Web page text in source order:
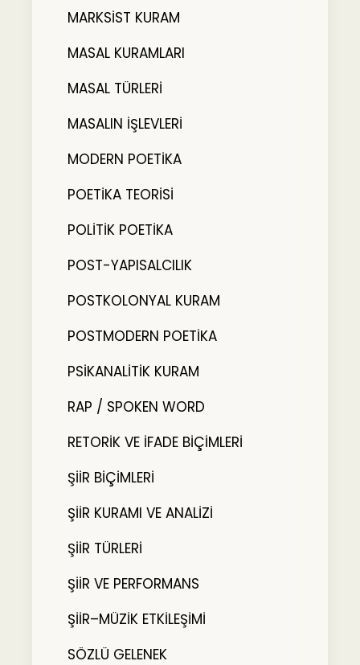
MARKSİST KURAM
MASAL KURAMLARI
MASAL TÜRLERİ
MASALIN İŞLEVLERİ
MODERN POETİKA
POETİKA TEORİSİ
POLİTİK POETİKA
POST-YAPISALCILIK
POSTKOLONYAL KURAM
POSTMODERN POETİKA
PSİKANALİTİK KURAM
RAP / SPOKEN WORD
RETORİK VE İFADE BİÇİMLERİ
ŞİİR BİÇİMLERİ
ŞİİR KURAMI VE ANALİZİ
ŞİİR TÜRLERİ
ŞİİR VE PERFORMANS
ŞİİR–MÜZİK ETKİLEŞİMİ
SÖZLÜ GELENEK